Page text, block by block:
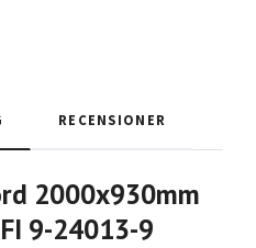
RECENSIONER
2000x930mm
9-24013-9